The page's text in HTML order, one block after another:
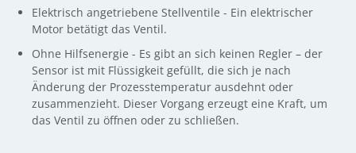
Elektrisch angetriebene Stellventile - Ein elektrischer
Motor betätigt das Ventil.
Ohne Hilfsenergie - Es gibt an sich keinen Regler – der
Sensor ist mit Flüssigkeit gefüllt, die sich je nach
Änderung der Prozesstemperatur ausdehnt oder
zusammenzieht. Dieser Vorgang erzeugt eine Kraft, um
das Ventil zu öffnen oder zu schließen.